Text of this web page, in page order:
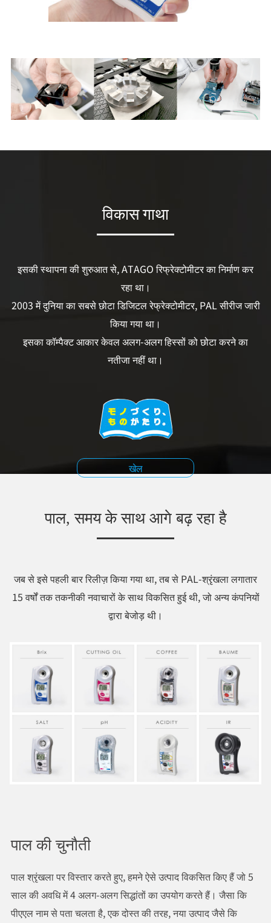
विकास गाथा
इसकी स्थापना की शुरुआत से, ATAGO रिफ्रेक्टोमीटर का निर्माण कर
रहा था।
2003 में दुनिया का सबसे छोटा डिजिटल रेफ्रेक्टोमीटर, PAL सीरीज जारी
किया गया था।
इसका कॉम्पैक्ट आकार केवल अलग-अलग हिस्सों को छोटा करने का
नतीजा नहीं था।
खेल
पाल, समय के साथ आगे बढ़ रहा है
जब से इसे पहली बार रिलीज़ किया गया था, तब से PAL-श्रृंखला लगातार
15 वर्षों तक तकनीकी नवाचारों के साथ विकसित हुई थी, जो अन्य कंपनियों
द्वारा बेजोड़ थी।
पाल की चुनौती
पाल श्रृंखला पर विस्तार करते हुए, हमने ऐसे उत्पाद विकसित किए हैं जो 5
साल की अवधि में 4 अलग-अलग सिद्धांतों का उपयोग करते हैं। जैसा कि
पीएएल नाम से पता चलता है, एक दोस्त की तरह, नया उत्पाद जैसे कि